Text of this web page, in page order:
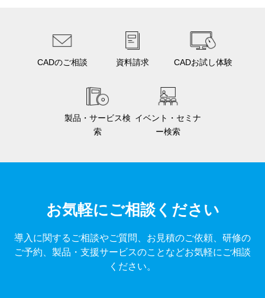
CADのご相談 資料請求 CADお試し体験
製品・サービス検
索
イベント・セミナ
ー検索
お気軽にご相談ください
導入に関するご相談やご質問、お見積のご依頼、研修の
ご予約、製品・支援サービスのことなどお気軽にご相談
ください。